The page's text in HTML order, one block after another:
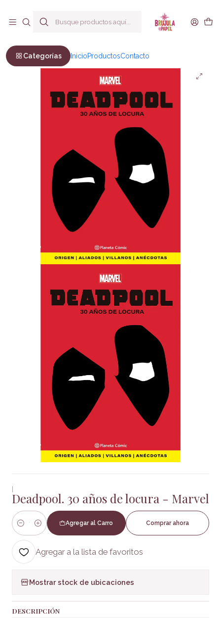
Categorías InicioProductosContacto
Juvenil
|
Deadpool. 30 años de locura - Marvel
Cantidad
Agregar al Carro Comprar ahora
Agregar a la lista de favoritos
Mostrar stock de ubicaciones
DESCRIPCIÓN